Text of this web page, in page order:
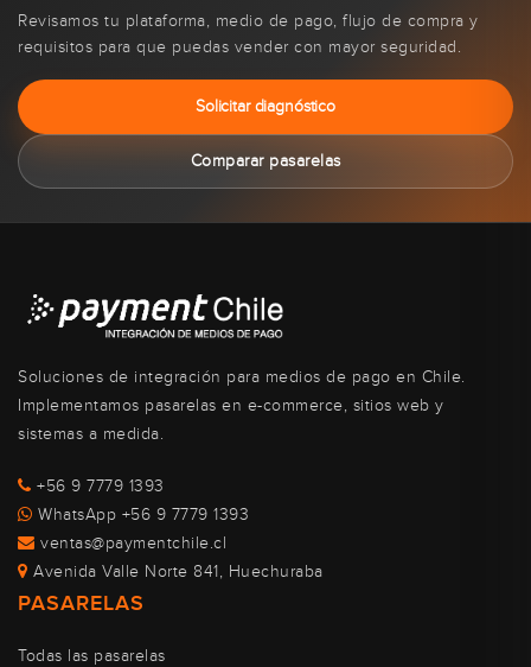
Revisamos tu plataforma, medio de pago, flujo de compra y
requisitos para que puedas vender con mayor seguridad.
Solicitar diagnóstico
Comparar pasarelas
Soluciones de integración para medios de pago en Chile.
Implementamos pasarelas en e-commerce, sitios web y
sistemas a medida.
+56 9 7779 1393
WhatsApp +56 9 7779 1393
ventas@paymentchile.cl
Avenida Valle Norte 841, Huechuraba
PASARELAS
Todas las pasarelas